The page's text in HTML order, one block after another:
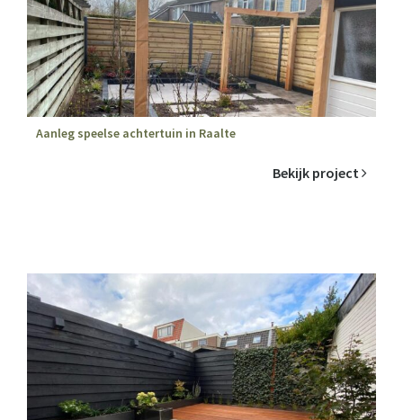
Aanleg speelse achtertuin in Raalte
Bekijk project